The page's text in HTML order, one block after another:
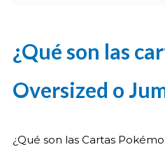
¿Qué son las
Oversized o
¿Qué son las Cartas